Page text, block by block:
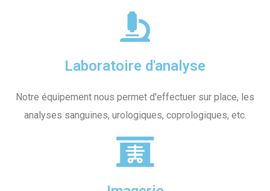
Laboratoire d'analyse
Notre équipement nous permet d'effectuer sur place, les
analyses sanguines, urologiques, coprologiques, etc.